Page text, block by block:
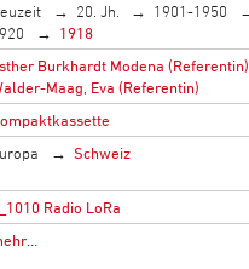
20. Jh. 1901-1950
1918
Burkhardt Modena (Referentin)
Maag, Eva (Referentin)
Schweiz
Radio LoRa